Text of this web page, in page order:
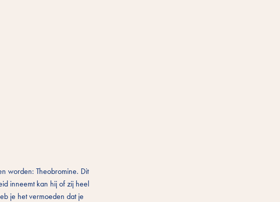
worden: Theobromine. Dit
inneemt kan hij of zij heel
je het vermoeden dat je